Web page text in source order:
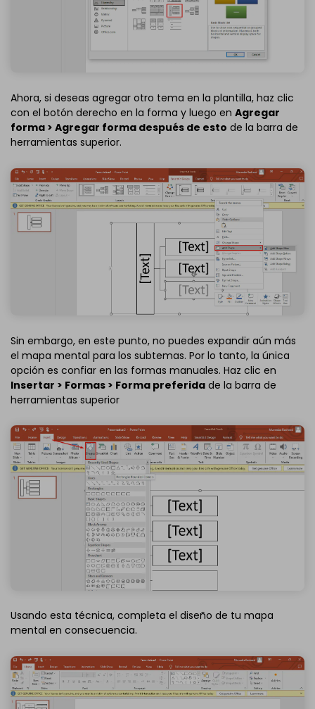
Ahora, si deseas agregar otro tema en la plantilla, haz clic
con el botón derecho en la forma y luego en Agregar
forma > Agregar forma después de esto de la barra de
herramientas superior.
Sin embargo, en este punto, no puedes expandir aún más
el mapa mental para los subtemas. Por lo tanto, la única
opción es confiar en las formas manuales. Haz clic en
Insertar > Formas > Forma preferida de la barra de
herramientas superior
Usando esta técnica, completa el diseño de tu mapa
mental en consecuencia.